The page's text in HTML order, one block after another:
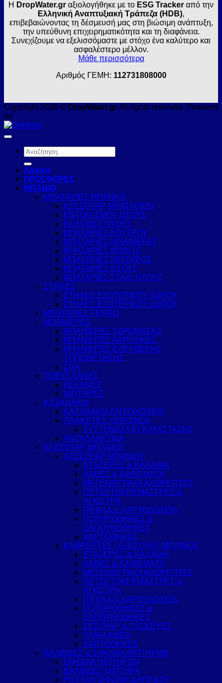
Η DropWater.gr αξιολογήθηκε με το ESG Tracker από την
Ελληνική Αναπτυξιακή Τράπεζα (HDB),
επιβεβαιώνοντας τη δέσμευσή μας στη βιώσιμη ανάπτυξη,
την υπεύθυνη επιχειρηματικότητα και τη διαφάνεια.
Συνεχίζουμε να εξελισσόμαστε με στόχο ένα καλύτερο και
ασφαλέστερο μέλλον.
Μάθε περισσότερα
Αριθμός ΓΕΜΗ: 112731808000
Copyright 2026 © DropWater.grAll rights reserved. Powered
by
Αναζήτηση
για:
Αρχική
ΠΡΟΣΦΟΡΕΣ
ΜΠΑΝΙΟ
ΜΠΑΤΑΡΙΕΣ ΜΠΑΝΙΟΥ
ΑΞΕΣΟΥΑΡ ΜΠΑΤΑΡΙΩΝ
ΕΝΤΟΙΧΙΣΜΟΥ ΝΤΟΥΣ
ΚΟΛΟΝΕΣ ΝΤΟΥΣ
ΜΠΑΤΑΡΙΕΣ ΛΟΥΤΡΟΥ
ΜΠΑΤΑΡΙΕΣ ΜΠΑΝΙΕΡΑΣ
ΜΠΑΤΑΡΙΕΣ ΜΠΙΝΤΕ
ΜΠΑΤΑΡΙΕΣ ΝΙΠΤΗΡΟΣ
ΜΠΑΤΑΡΙΕΣ ΝΤΟΥΣ
ΜΠΑΤΑΡΙΕΣ ΣΤΑΘ. ΝΤΟΥΖ
ΣΤΗΛΕΣ
ΣΤΗΛΕΣ ΕΣΩΤΕΡΙΚΟΥ ΧΩΡΟΥ
ΣΤΗΛΕΣ ΕΞΩΤΕΡΙΚΟΥ ΧΩΡΟΥ
ΜΠΑΤΑΡΙΕΣ FERRO
ΜΠΑΝΙΕΡΕΣ
ΜΠΑΝΙΕΡΕΣ ΥΔΡΟΜΑΣΑΖ
ΜΠΑΝΙΕΡΕΣ ΑΚΡΥΛΙΚΕΣ
ΜΠΑΝΙΕΡΕΣ ΕΛΕΥΘΕΡΗΣ
ΤΟΠΟΘΕΤΗΣΗΣ
ΣΠΑ
ΠΟΡΣΕΛΑΝΕΣ
ΛΕΚΑΝΕΣ
ΝΙΠΤΗΡΕΣ
ΚΑΖΑΝΑΚΙΑ
ΚΑΖΑΝΑΚΙΑ ΕΝΤΟΙΧΙΣΜΟΥ
ΠΛΑΚΕΤΕΣ ΧΕΙΡΙΣΜΟΥ
ΣΥΣΤΗΜΑΤΑ ΕΓΚΑΤΑΣΤΑΣΗΣ
ΑΝΤΑΛΛΑΚΤΙΚΑ
ΑΞΕΣΟΥΑΡ ΜΠΑΝΙΟΥ
ΑΞΕΣΟΥΑΡ ΜΠΑΝΙΟΥ
ΕΤΑΖΕΡΕΣ & ΚΑΛΑΘΙΑ
ΛΑΒΕΣ & ΚΑΘΙΣΜΑΤΑ
ΜΕΓΕΝΘΥΤΙΚΟΙ ΚΑΘΡΕΠΤΕΣ
ΠΕΤΣΕΤΟΚΡΕΜΑΣΤΡΕΣ &
ΑΓΚΙΣΤΡΑ
ΠΙΓΚΑΛ & ΧΑΡΤΟΔΟΧΕΙΑ
ΠΟΤΗΡΟΘΗΚΕΣ &
ΣΑΠΟΥΝΟΘΗΚΕΣ
ΧΑΡΤΟΘΗΚΕΣ
ΚΑΘΡΕΠΤΕΣ / ΑΞΕΣΟΥΑΡ ΜΠΑΝΙΟΥ
ΕΤΑΖΕΡΕΣ & ΚΑΛΑΘΙΑ
ΛΑΒΕΣ & ΚΑΘΙΣΜΑΤΑ
ΜΕΓΕΝΘΥΤΙΚΟΙ ΚΑΘΡΕΠΤΕΣ
ΠΕΤΣΕΤΟΚΡΕΜΑΣΤΡΕΣ &
ΑΓΚΙΣΤΡΑ
ΠΙΓΚΑΛ & ΧΑΡΤΟΔΟΧΕΙΑ
ΠΟΤΗΡΟΘΗΚΕΣ &
ΣΑΠΟΥΝΟΘΗΚΕΣ
ΣΕΣΟΥΑΡ & ΣΥΣΚΕΥΕΣ
ΥΛΙΚΑ ΑΜΕΑ
ΧΑΡΤΟΘΗΚΕΣ
ΒΑΛΒΙΔΕΣ & ΣΙΦΟΝΙΑ ΝΙΠΤΗΡΩΝ
ΣΙΦΩΝΙΑ ΝΙΠΤΗΡΩΝ
ΒΑΛΒΙΔΕΣ ΝΙΠΤΗΡΑ
PESTAN ΣΙΦΩΝΙΑ ΔΑΠΕΔΟΥ